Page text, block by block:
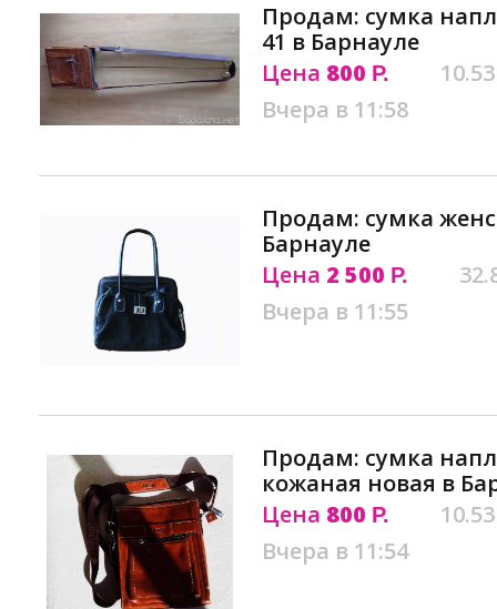
Продам: сумка
41 в Барнауле
Цена 800 Р.
Вчера в 11:58
Продам: сумка
Барнауле
Цена 2 500 Р.
Вчера в 11:55
Продам: сумка
кожаная новая в
Цена 800 Р.
Вчера в 11:54